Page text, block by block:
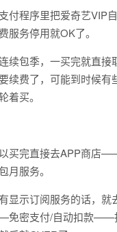
程序里把爱奇艺VIP
服务停用就OK了。
续包季，一买完就直接
续费了，可能到时候有
着买。
买完直接去APP商店
服务。
显示订阅服务的话，
密支付/自动扣款——